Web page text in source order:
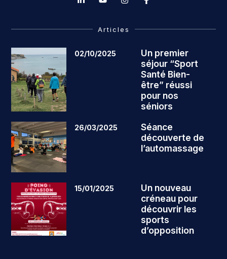
Articles
02/10/2025
Un premier
séjour “Sport
Santé Bien-
être” réussi
pour nos
séniors
26/03/2025
Séance
découverte de
l’automassage
15/01/2025
Un nouveau
créneau pour
découvrir les
sports
d’opposition